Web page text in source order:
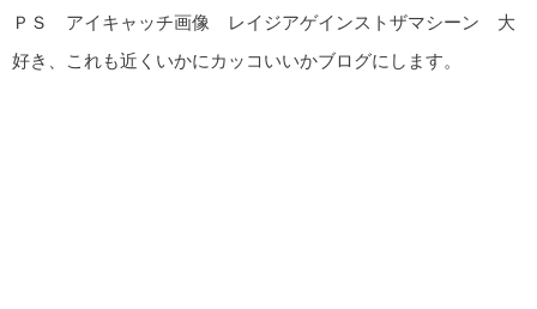
ＰＳ アイキャッチ画像 レイジアゲインストザマシーン 大
好き、これも近くいかにカッコいいかブログにします。